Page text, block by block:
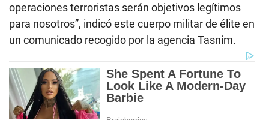
operaciones terroristas serán objetivos legítimos
para nosotros”, indicó este cuerpo militar de élite en
un comunicado recogido por la agencia Tasnim.